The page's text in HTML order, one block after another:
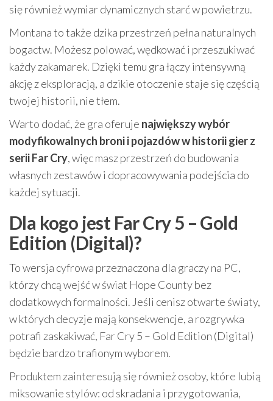
się również wymiar dynamicznych starć w powietrzu.
Montana to także dzika przestrzeń pełna naturalnych
bogactw. Możesz polować, wędkować i przeszukiwać
każdy zakamarek. Dzięki temu gra łączy intensywną
akcję z eksploracją, a dzikie otoczenie staje się częścią
twojej historii, nie tłem.
Warto dodać, że gra oferuje największy wybór
modyfikowalnych broni i pojazdów w historii gier z
serii Far Cry, więc masz przestrzeń do budowania
własnych zestawów i dopracowywania podejścia do
każdej sytuacji.
Dla kogo jest Far Cry 5 – Gold
Edition (Digital)?
To wersja cyfrowa przeznaczona dla graczy na PC,
którzy chcą wejść w świat Hope County bez
dodatkowych formalności. Jeśli cenisz otwarte światy,
w których decyzje mają konsekwencje, a rozgrywka
potrafi zaskakiwać, Far Cry 5 – Gold Edition (Digital)
będzie bardzo trafionym wyborem.
Produktem zainteresują się również osoby, które lubią
miksowanie stylów: od skradania i przygotowania,